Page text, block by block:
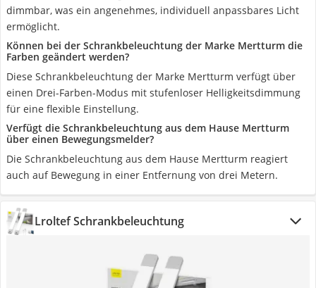
dimmbar, was ein angenehmes, individuell anpassbares Licht
ermöglicht.
Können bei der Schrankbeleuchtung der Marke Mertturm die
Farben geändert werden?
Diese Schrankbeleuchtung der Marke Mertturm verfügt über
einen Drei-Farben-Modus mit stufenloser Helligkeitsdimmung
für eine flexible Einstellung.
Verfügt die Schrankbeleuchtung aus dem Hause Mertturm
über einen Bewegungsmelder?
Die Schrankbeleuchtung aus dem Hause Mertturm reagiert
auch auf Bewegung in einer Entfernung von drei Metern.
Lroltef Schrankbeleuchtung